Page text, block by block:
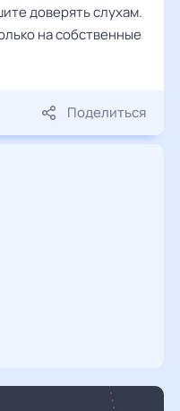
доверять слухам.
на собственные
Поделиться